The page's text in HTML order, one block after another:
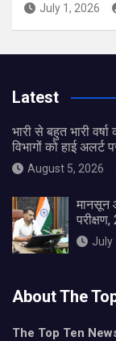
July 1, 2026
Latest
भारी से बहुत भारी
विभागों को हाई अलर्ट
August 5, 2026
मानसून
July
About The
The Top Ten